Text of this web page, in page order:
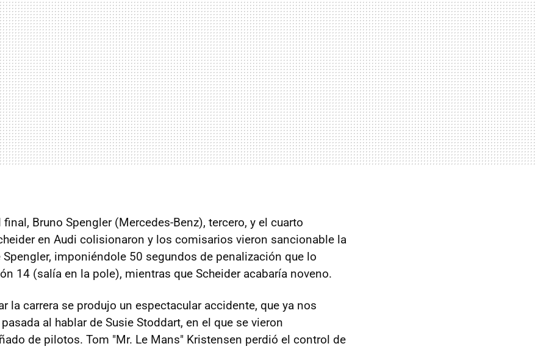
Bruno Spengler (Mercedes-Benz), tercero, y el cuarto
en Audi colisionaron y los comisarios vieron sancionable la
imponiéndole 50 segundos de penalización que lo
14 (salía en la pole), mientras que Scheider acabaría noveno.
la carrera se produjo un espectacular accidente, que ya nos
al hablar de Susie Stoddart, en el que se vieron
de pilotos. Tom "Mr. Le Mans" Kristensen perdió el control de